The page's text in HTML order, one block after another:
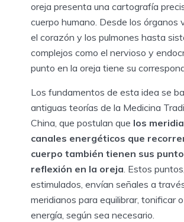
oreja presenta una cartografía
cuerpo humano. Desde los órganos
el corazón y los pulmones hasta
complejos como el nervioso y
punto en la oreja tiene su
Los fundamentos de esta idea se
antiguas teorías de la Medicina
China, que postulan que los
canales energéticos que
cuerpo también tienen sus
reflexión en la oreja. Estos
estimulados, envían señales a
meridianos para equilibrar, tonificar
energía, según sea necesario.